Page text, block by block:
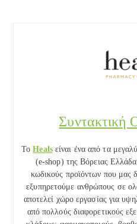
Συντακτική
ΤοHeals είναι ένα από τα
(e-shop) της Βόρειας
κωδικούς προϊόντων που μας
εξυπηρετούμε ανθρώπους σε
αποτελεί χώρο εργασίας για
από πολλούς διαφορετικούς